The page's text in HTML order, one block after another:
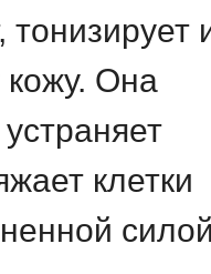
тонизирует
кожу. Она
клетки